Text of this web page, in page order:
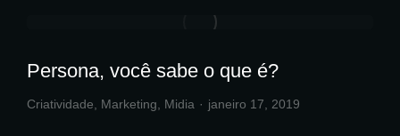
Persona, você sabe o que é?
Criatividade Marketing Midia janeiro 17, 2019